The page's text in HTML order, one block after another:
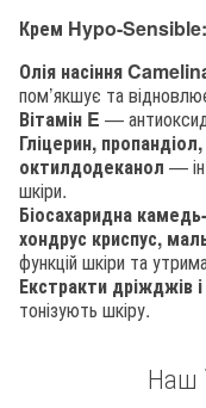
Крем Hypo-Sensible:
Олія насіння
пом’якшує та
Вітамін E —
Гліцерин,
октилдодеканол —
шкіри.
Біосахаридна
хондрус криспус,
функцій шкіри та
Екстракти дріжджів
тонізують шкіру.
Наш